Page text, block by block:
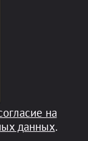
на
данных.